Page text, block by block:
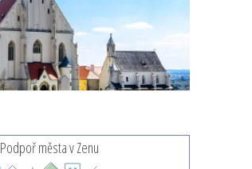
Podpoř města v Zenu